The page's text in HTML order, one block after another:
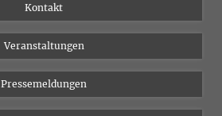
Kontakt
Veranstaltungen
Pressemeldungen